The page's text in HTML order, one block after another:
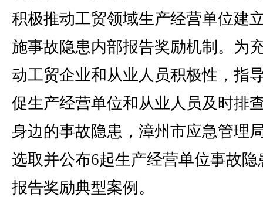
积极推动工贸领域生产经营单位建
施事故隐患内部报告奖励机制。为
动工贸企业和从业人员积极性，指
促生产经营单位和从业人员及时排
身边的事故隐患，漳州市应急管理
选取并公布6起生产经营单位事故隐
报告奖励典型案例。